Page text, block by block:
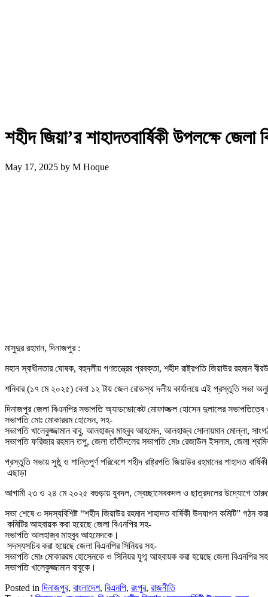
শহীদ জিয়া’র শাহাদতবার্ষিকী উপলক্ষে
May 17, 2025 by M Hoque
মাসুদুর রহমান, দিনাজপুর :
মহান স্বাধীনতার ঘোষক, বহুদলীয় গণতন্ত্রের প্রবক্তা, শহীদ রাষ্ট্রপতি জিয়াউর
শনিবার (১৭ মে ২০২৫) বেলা ১২ টায় জেল রোডস্থ দলীয় কার্যালয়ে এই প্রস্তুতি সভা
দিনাজপুর জেলা বিএনপির সভাপতি অ্যাডভোকেট মোফাজ্জল হোসেন দুলালের
সভাপতি মোঃ মোকাররম হোসেন, সহ-
সভাপতি খালেকুজ্জামান বাবু, আলহাজ্ব মাহবুব আহমেদ, আলহাজ্ব সোলায়মান মোল্লা,
সভাপতি ফরিজার রহমান তপু, জেলা তাঁতীদলের সভাপতি মোঃ রেজাউল ইসলাম, জেলা
প্রস্তুতি সভায় সুষ্ঠু ও শান্তিপূর্ণ পরিবেশে শহীদ রাষ্ট্রপতি জিয়াউর রহমানের শাহাদত
এছাড়া
আগামী ২৩ ও ২৪ মে ২০২৫ বগুড়ায় যুবদল, স্বেচ্ছাসেবকদল ও ছাত্রদলের উদ্যোগে
সভা শেষে ৩ সদস্যবিশিষ্ট “শহীদ জিয়াউর রহমান শাহাদত বার্ষিকী উদযাপন কমিটি” গঠন
কমিটির আহবায়ক করা হয়েছে জেলা বিএনপির সহ-
সভাপতি আলহাজ্ব মাহবুব আহমেদকে।
সদস্যসচিব করা হয়েছে জেলা বিএনপির সিনিয়র সহ-
সভাপতি মোঃ মোকাররম হোসেনকে ও সিনিয়র যুগ্ম আহবায়ক করা হয়েছে জেলা বিএনপির
সভাপতি খালেকুজ্জামান বাবুকে।
Posted in দিনাজপুর, বাংলাদেশ, বিএনপি, রংপুর, রাজনীতি